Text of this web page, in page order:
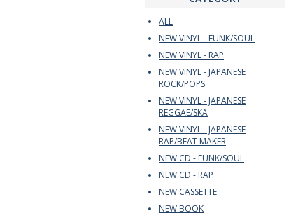
ALL
NEW VINYL - FUNK/SOUL
NEW VINYL - RAP
NEW VINYL - JAPANESE
ROCK/POPS
NEW VINYL - JAPANESE
REGGAE/SKA
NEW VINYL - JAPANESE
RAP/BEAT MAKER
NEW CD - FUNK/SOUL
NEW CD - RAP
NEW CASSETTE
NEW BOOK